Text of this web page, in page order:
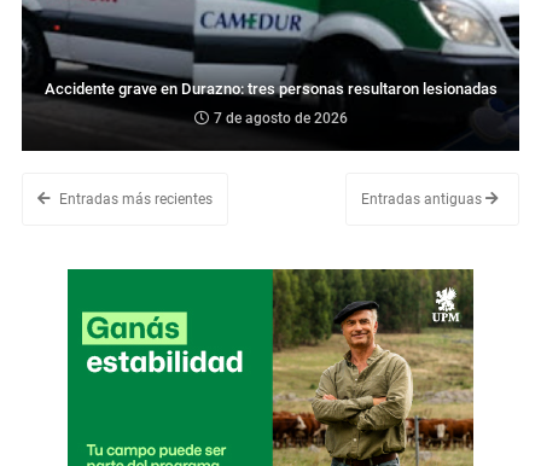
Accidente grave en Durazno: tres personas resultaron lesionadas
7 de agosto de 2026
Entradas más recientes Entradas antiguas